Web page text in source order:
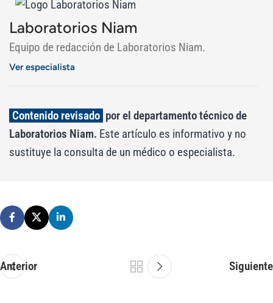
Laboratorios Niam
Equipo de redacción de Laboratorios Niam.
Ver especialista
Contenido revisado por el departamento técnico de
Laboratorios Niam. Este artículo es informativo y no
sustituye la consulta de un médico o especialista.
Anterior Siguiente